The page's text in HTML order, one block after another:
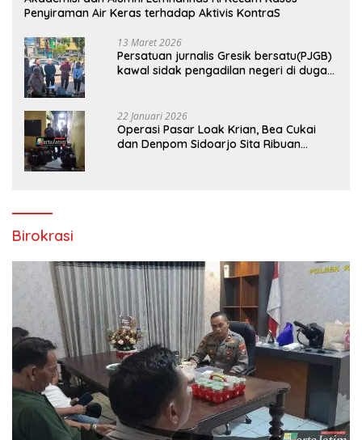
Penyiraman Air Keras terhadap Aktivis KontraS
13 Maret 2026
Persatuan jurnalis Gresik bersatu(PJGB)
kawal sidak pengadilan negeri di duga
22 Januari 2026
Operasi Pasar Loak Krian, Bea Cukai
dan Denpom Sidoarjo Sita Ribuan
Birokrasi